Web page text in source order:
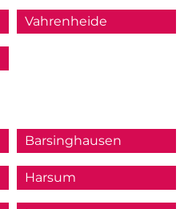
Vahrenheide
Barsinghausen
Harsum